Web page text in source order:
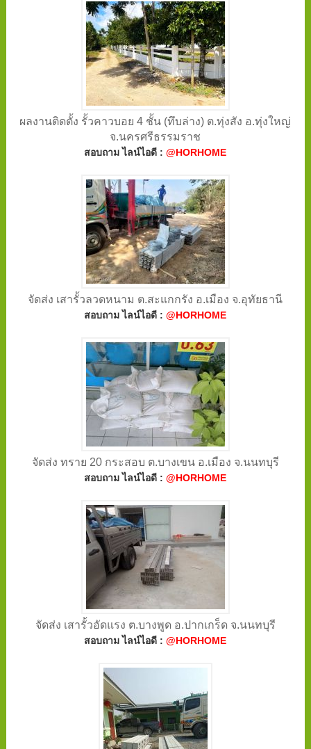
ผลงานติดตั้ง รั้วคาวบอย 4 ชั้น (ทึบล่าง) ต.ทุ่งสัง อ.ทุ่งใหญ่
จ.นครศรีธรรมราช
สอบถาม ไลน์ไอดี :@HORHOME
จัดส่ง เสารั้วลวดหนาม ต.สะแกกรัง อ.เมือง จ.อุทัยธานี
สอบถาม ไลน์ไอดี :@HORHOME
จัดส่ง ทราย 20 กระสอบ ต.บางเขน อ.เมือง จ.นนทบุรี
สอบถาม ไลน์ไอดี :@HORHOME
จัดส่ง เสารั้วอัดแรง ต.บางพูด อ.ปากเกร็ด จ.นนทบุรี
สอบถาม ไลน์ไอดี :@HORHOME